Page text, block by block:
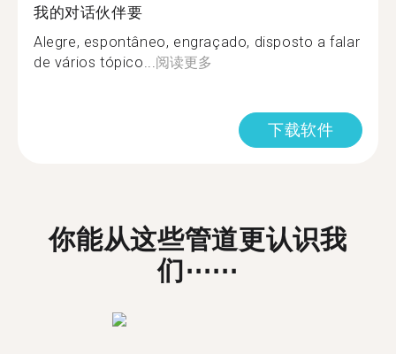
我的对话伙伴要
Alegre, espontâneo, engraçado, disposto a falar
de vários tópico...阅读更多
下载软件
你能从这些管道更认识我
们⋯⋯